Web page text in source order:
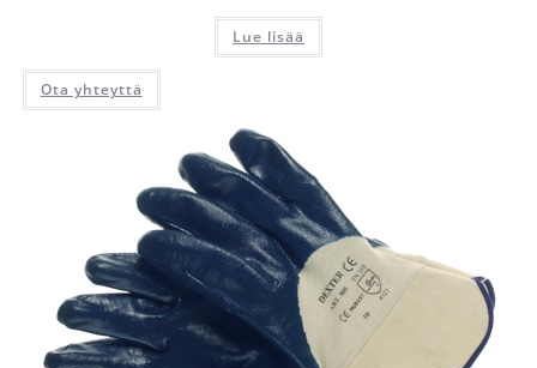
Lue lisää
Ota yhteyttä